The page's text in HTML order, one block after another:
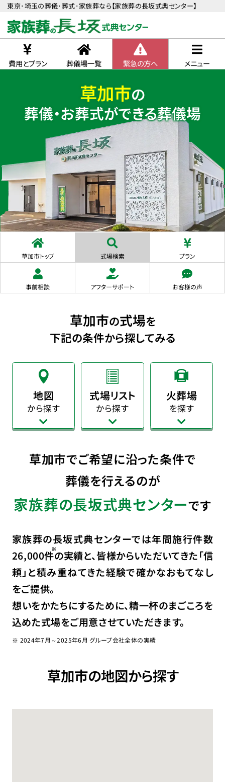
東京･埼玉の葬儀･葬式･家族葬なら【家族葬の長坂式典センター】
費用とプラン 葬儀場一覧 緊急の方へ メニュー
草加市の
葬儀・お葬式ができる葬儀場
草加市トップ 式場検索 プラン
事前相談 アフターサポート お客様の声
草加市の式場を
下記の条件から探してみる
地図
から探す
式場リスト
から探す
火葬場
を探す
草加市でご希望に沿った条件で
葬儀を行えるのが
家族葬の長坂式典センターです
家族葬の長坂式典センターでは年間施行件数
26,000件の実績と、皆様からいただいてきた「信
頼」と積み重ねてきた経験で確かなおもてなし
をご提供。
想いをかたちにするために、精一杯のまごころを
込めた式場をご用意させていただきます。
※ 2024年7月～2025年6月 グループ会社全体の実績
草加市の地図から探す